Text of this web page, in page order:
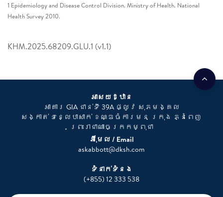
1 Epidemiology and Disease Control Division. Ministry of Health. National
Health Survey 2010.
KHM.2025.68209.GLU.1 (v1.1)
អាសយដ្ឋាន​
អាគារ GIA ជាន់ទី 39A ផ្លូវ សុភមង្គល​
សង្កាត់ ទន្លេបាសាក់ ខណ្ឌចំការមន ក្រុង ភ្នំពេញ
ព្រះរាជាណាចក្រកម្ពុជា
អុីមែល / Email​
askabbott@dksh.com​
ទំនាក់ទំនង​
(+855) 12 333 538​